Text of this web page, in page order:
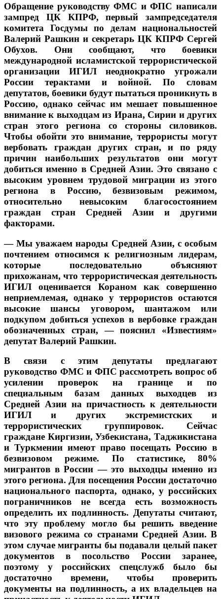
Обращение руководству ФМС и ФПС написали
зампред ЦК КПРФ, первый зампредседателя
комитета Госдумы по делам национальностей
Валерий Рашкин и секретарь ЦК КПРФ Сергей
Обухов. Они сообщают, что боевики
международной исламистской террористической
организации ИГИЛ неоднократно угрожали
России терактами и войной. По словам
депутатов, боевики будут пытаться проникнуть в
Россию, однако сейчас им мешает повышенное
внимание к выходцам из Ирана, Сирии и других
стран этого региона со стороны силовиков.
Чтобы обойти это внимание, террористы могут
вербовать граждан других стран, и по ряду
причин наибольших результатов они могут
добиться именно в Средней Азии. Это связано с
высоким уровнем трудовой миграции из этого
региона в Россию, безвизовым режимом,
относительно невысоким благосостоянием
граждан стран Средней Азии и другими
факторами.
— Мы уважаем народы Средней Азии, с особым
почтением относимся к религиозным лидерам,
которые последовательно объясняют
прихожанам, что террористическая деятельность
ИГИЛ оценивается Кораном как совершенно
неприемлемая, однако у террористов остаются
высокие шансы уговором, шантажом или
подкупом добиться успехов в вербовке граждан
обозначенных стран, — пояснил «Известиям»
депутат Валерий Рашкин.
В связи с этим депутаты предлагают
руководство ФМС и ФПС рассмотреть вопрос об
усилении проверок на границе и по
специальным базам данных выходцев из
Средней Азии на причастность к деятельности
ИГИЛ и других экстремистских и
террористических группировок. Сейчас
граждане Киргизии, Узбекистана, Таджикистана
и Туркмении имеют право посещать Россию в
безвизовом режиме. По статистике, 80%
мигрантов в России — это выходцы именно из
этого региона. Для посещения России достаточно
национального паспорта, однако, у российских
пограничников не всегда есть возможность
определить их подлинность. Депутаты считают,
что эту проблему могло бы решить введение
визового режима со странами Средней Азии. В
этом случае мигранты бы подавали целый пакет
документов в посольство России заранее,
поэтому у российских спецслужб было бы
достаточно времени, чтобы проверить
документы на подлинность, а их владельцев на